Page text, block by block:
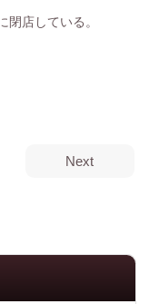
店している。
Next